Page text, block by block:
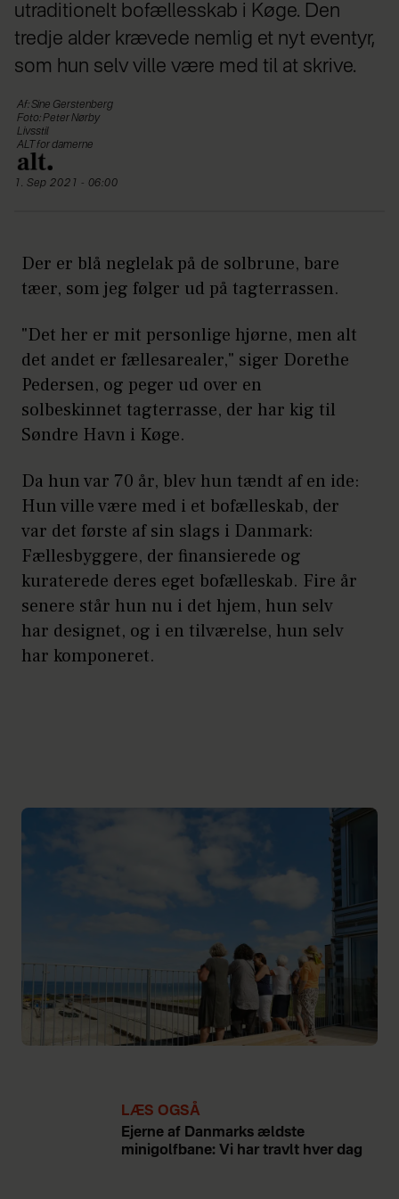
utraditionelt bofællesskab i Køge. Den
tredje alder krævede nemlig et nyt eventyr,
som hun selv ville være med til at skrive.
Af: Sine Gerstenberg
Foto: Peter Nørby
Livsstil
ALT for damerne
1. Sep 2021 - 06:00
Der er blå neglelak på de solbrune, bare
tæer, som jeg følger ud på tagterrassen.
"Det her er mit personlige hjørne, men alt
det andet er fællesarealer," siger Dorethe
Pedersen, og peger ud over en
solbeskinnet tagterrasse, der har kig til
Søndre Havn i Køge.
Da hun var 70 år, blev hun tændt af en ide:
Hun ville være med i et bofælleskab, der
var det første af sin slags i Danmark:
Fællesbyggere, der finansierede og
kuraterede deres eget bofælleskab. Fire år
senere står hun nu i det hjem, hun selv
har designet, og i en tilværelse, hun selv
har komponeret.
LÆS OGSÅ
Ejerne af Danmarks ældste
minigolfbane: Vi har travlt hver dag